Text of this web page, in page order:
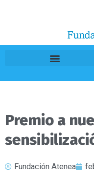
Premio a
Fundación Atenea